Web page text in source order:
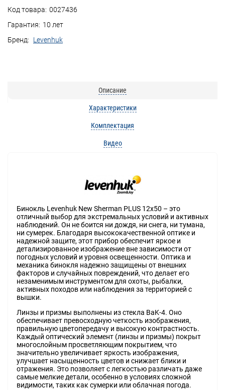
Код товара: 0027436
Гарантия: 10 лет
Бренд:
Levenhuk
Описание
Характеристики
Комплектация
Видео
Бинокль Levenhuk New Sherman PLUS 12x50 – это
отличный выбор для экстремальных условий и активных
наблюдений. Он не боится ни дождя, ни снега, ни тумана,
ни сумерек. Благодаря высококачественной оптике и
надежной защите, этот прибор обеспечит яркое и
детализированное изображение вне зависимости от
погодных условий и уровня освещенности. Оптика и
механика бинокля надежно защищены от внешних
факторов и случайных повреждений, что делает его
незаменимым инструментом для охоты, рыбалки,
активных походов или наблюдения за территорией с
вышки.
Линзы и призмы выполнены из стекла BaK-4. Оно
обеспечивает превосходную четкость изображения,
правильную цветопередачу и высокую контрастность.
Каждый оптический элемент (линзы и призмы) покрыт
многослойным просветляющим покрытием, что
значительно увеличивает яркость изображения,
улучшает насыщенность цветов и снижает блики и
отражения. Это позволяет с легкостью различать даже
самые мелкие детали, особенно в условиях сложной
видимости, таких как сумерки или облачная погода.